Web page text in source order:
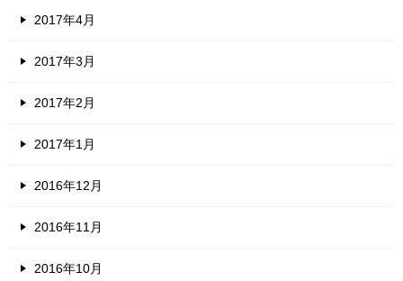
2017年4月
2017年3月
2017年2月
2017年1月
2016年12月
2016年11月
2016年10月